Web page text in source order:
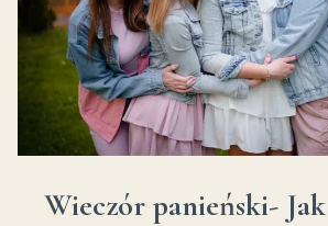
Wieczór panieński- Jak